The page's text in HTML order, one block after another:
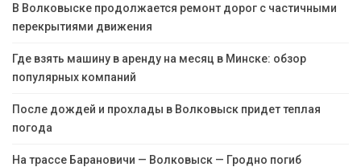
В Волковыске продолжается ремонт дорог с частичными
перекрытиями движения
Где взять машину в аренду на месяц в Минске: обзор
популярных компаний
После дождей и прохлады в Волковыск придет теплая
погода
На трассе Барановичи — Волковыск — Гродно погиб